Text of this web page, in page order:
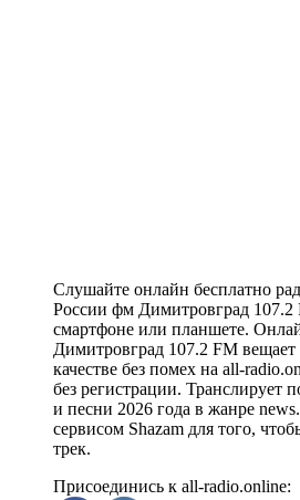
Слушайте онлайн бесплатно
России фм Димитровград 107.2
смартфоне или планшете.
Димитровград 107.2 FM
качестве без помех на all-
без регистрации. Транслирует
и песни 2026 года в жанре
сервисом Shazam для того,
трек.
Присоединись к all-radio.online: